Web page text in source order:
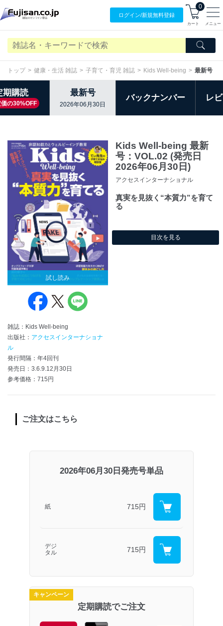
ログイン/新規無料登録
0
カート メニュー
トップ 健康・生活 雑誌 子育て・育児 雑誌 Kids Well-being 最新号
期購読
の30%OFF
最新号
2026年06月30日
バックナンバー レ
試し読み
雑誌：Kids Well-being
出版社： アクセスインターナショナ
ル
発行間隔：年4回刊
発売日：3.6.9.12月30日
参考価格：715円
Kids Well-being 最新
号：VOL.02 (発売日
2026年06月30日)
アクセスインターナショナル
真実を見抜く“本質力”を育て
る
目次を見る
ご注文はこちら
2026年06月30日発売号単品
紙 715円
デジ
タル
715円
キャンペーン
定期購読でご注文